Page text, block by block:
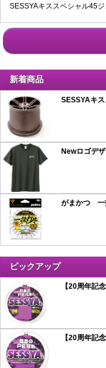
SESSYAキススペシャル45
新着商品
がまかつ 一
ピックアップ
【20周年記
【20周年記